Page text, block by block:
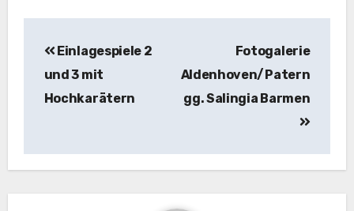
Einlagespiele 2
und 3 mit
Hochkarätern
Fotogalerie
Aldenhoven/Patern
gg. Salingia Barmen